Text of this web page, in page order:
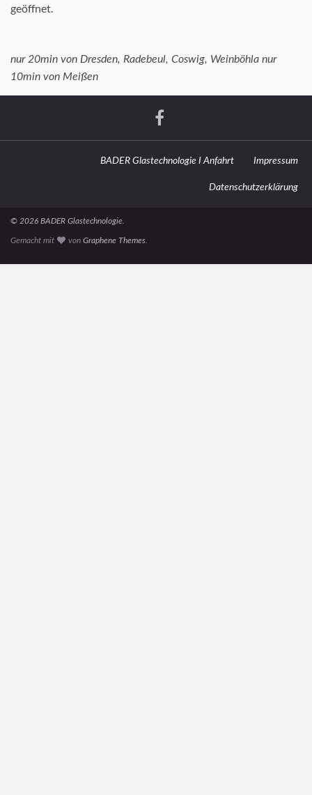
geöffnet.
nur 20min von Dresden, Radebeul, Coswig, Weinböhla nur
10min von Meißen
BADER Glastechnologie I Anfahrt Impressum
Datenschutzerklärung
© 2026 BADER Glastechnologie.
Gemacht mit vonGraphene Themes